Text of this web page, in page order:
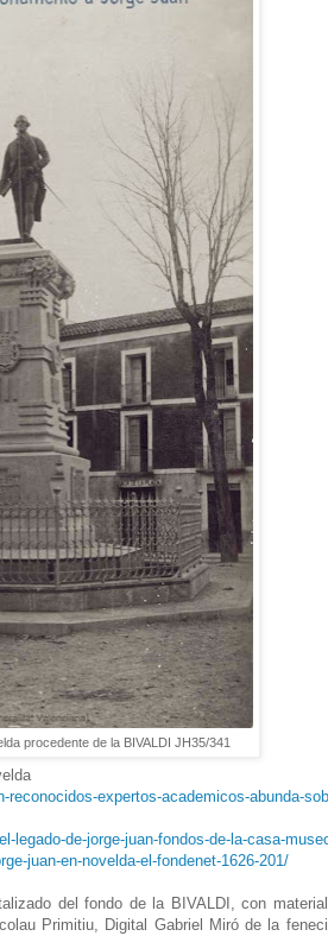
procedente de la BIVALDI JH35/341
expertos-academicos-abunda-
legado-de-jorge-juan-fondos-de-la-casa-
juan-en-novelda-el-fondenet-1626-201/
del fondo de la BIVALDI, con
Primitiu, Digital Gabriel Miró de la